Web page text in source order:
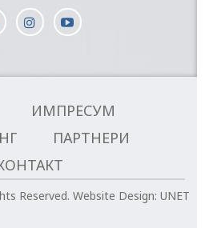
ИМПРЕСУМ
ПАРТНЕРИ
Reserved. Website Design: UNET